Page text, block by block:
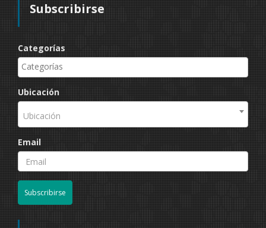
Subscribirse
Categorías
Ubicación
Ubicación
Email
Subscribirse